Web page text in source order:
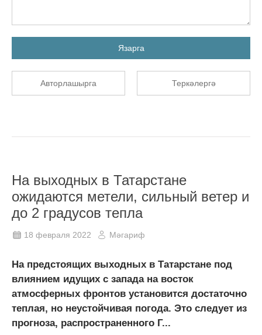
Язарга
Авторлашырга Теркәлергә
На выходных в Татарстане
ожидаются метели, сильный ветер и
до 2 градусов тепла
18 февраля 2022 Мәгариф
На предстоящих выходных в Татарстане под
влиянием идущих с запада на восток
атмосферных фронтов установится достаточно
теплая, но неустойчивая погода. Это следует из
прогноза, распространенного Г...